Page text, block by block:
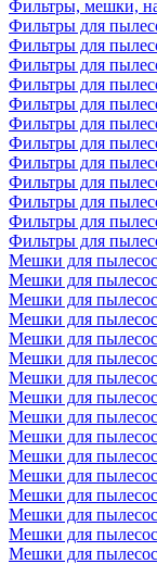
Фильтры, мешки,
Фильтры для
Фильтры для
Фильтры для
Фильтры для
Фильтры для
Фильтры для
Фильтры для
Фильтры для
Фильтры для
Фильтры для
Фильтры для
Фильтры для
Мешки для
Мешки для
Мешки для
Мешки для
Мешки для
Мешки для
Мешки для
Мешки для
Мешки для
Мешки для
Мешки для
Мешки для
Мешки для
Мешки для
Мешки для
Мешки для